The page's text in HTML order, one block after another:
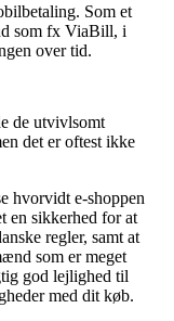
Som et
som fx ViaBill, i
over tid.
de utvivlsomt
det er oftest ikke
hvorvidt e-shoppen
en sikkerhed for at
regler, samt at
som er meget
god lejlighed til
med dit køb.